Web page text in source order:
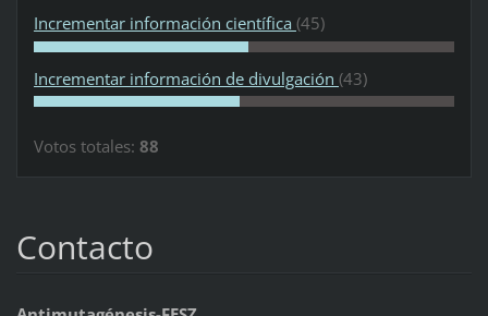
Incrementar información científica (45)
Incrementar información de divulgación (43)
Votos totales: 88
Contacto